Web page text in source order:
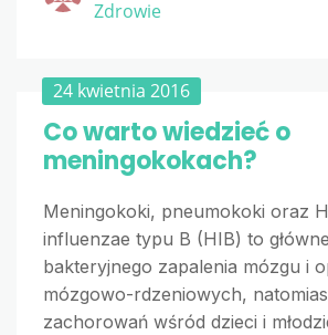
Zdrowie
24 kwietnia 2016
Co warto wiedzieć o
meningokokach?
Meningokoki, pneumokoki oraz
influenzae typu B (HIB) to
bakteryjnego zapalenia mózgu i
mózgowo-rdzeniowych,
zachorowań wśród dzieci i